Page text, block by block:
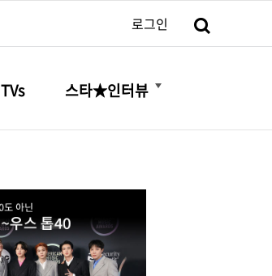
로그인
TVs 스타★인터뷰
더보기